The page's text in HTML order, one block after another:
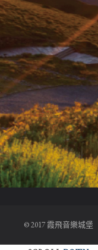
© 2017 霞飛音樂城堡